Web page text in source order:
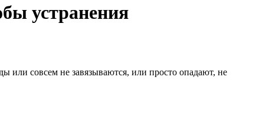
устранения
или совсем не завязываются, или просто опадают, не